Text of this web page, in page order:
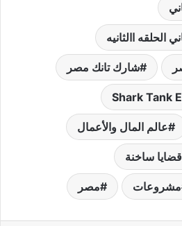
الحلقه االثانيه
شارك تانك مصر
عالم المال والأعمال
قضايا ساخنة
مشروعات مصر